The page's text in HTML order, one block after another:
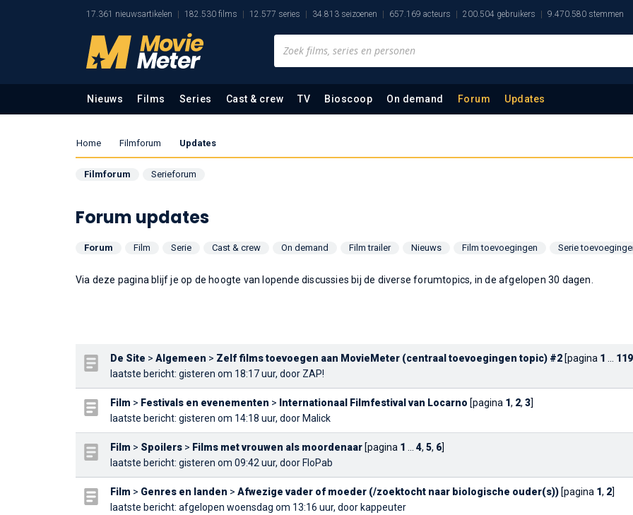
17.361 nieuwsartikelen 182.530 films 12.577 series 34.813 seizoenen 657.169 acteurs 200.504 gebruikers 9.470.580 stemmen
Nieuws Films Series Cast & crew TV Bioscoop On demand Forum Updates
Home Filmforum Updates
Filmforum Serieforum
Forum updates
Forum Film Serie Cast & crew On demand Film trailer Nieuws Film toevoegingen Serie
Via deze pagina blijf je op de hoogte van lopende discussies bij de diverse forumtopics, in de afgelopen 30 dagen.
De Site > Algemeen > Zelf films toevoegen aan MovieMeter (centraal toevoegingen topic) #2 [pagina 1 119
laatste bericht: gisteren om 18:17 uur, door ZAP!
Film > Festivals en evenementen > Internationaal Filmfestival van Locarno [pagina 1, 2, 3]
laatste bericht: gisteren om 14:18 uur, door Malick
Film > Spoilers > Films met vrouwen als moordenaar [pagina 1 4, 5, 6]
laatste bericht: gisteren om 09:42 uur, door FloPab
Film > Genres en landen > Afwezige vader of moeder (/zoektocht naar biologische ouder(s)) [pagina 1, 2]
laatste bericht: afgelopen woensdag om 13:16 uur, door kappeuter